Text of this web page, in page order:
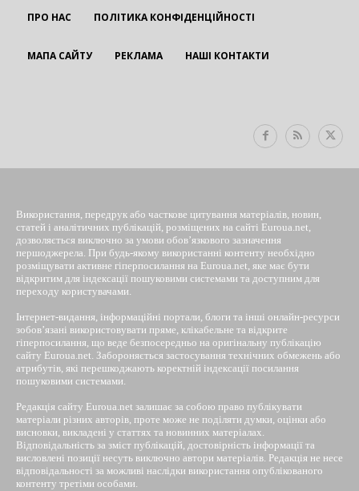
ПРО НАС ПОЛІТИКА КОНФІДЕНЦІЙНОСТІ
МАПА САЙТУ РЕКЛАМА НАШІ КОНТАКТИ
Використання, передрук або часткове цитування матеріалів, новин,
статей і аналітичних публікацій, розміщених на сайті Euroua.net,
дозволяється виключно за умови обов’язкового зазначення
першоджерела. При будь-якому використанні контенту необхідно
розміщувати активне гіперпосилання на Euroua.net, яке має бути
відкритим для індексації пошуковими системами та доступним для
переходу користувачами.
Інтернет-видання, інформаційні портали, блоги та інші онлайн-ресурси
зобов’язані використовувати пряме, клікабельне та відкрите
гіперпосилання, що веде безпосередньо на оригінальну публікацію
сайту Euroua.net. Забороняється застосування технічних обмежень або
атрибутів, які перешкоджають коректній індексації посилання
пошуковими системами.
Редакція сайту Euroua.net залишає за собою право публікувати
матеріали різних авторів, проте може не поділяти думки, оцінки або
висновки, викладені у статтях та новинних матеріалах.
Відповідальність за зміст публікацій, достовірність інформації та
висловлені позиції несуть виключно автори матеріалів. Редакція не несе
відповідальності за можливі наслідки використання опублікованого
контенту третіми особами.